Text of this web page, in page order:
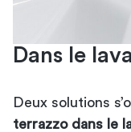
Dans le
Deux solutions
terrazzo dans le